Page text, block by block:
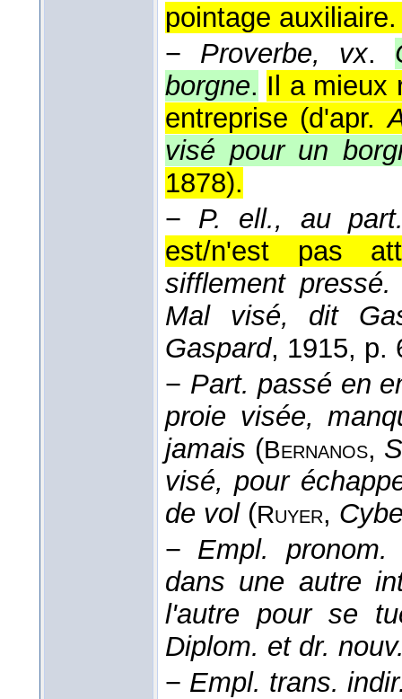
pointage
− Proverbe, vx.
borgne. Il a mieux
entreprise (d'apr.
visé pour un
1878).
− P. ell., au
est/n'est pas
sifflement
Mal visé, dit
Gaspard, 1915, p.
− Part. passé en
proie visée,
jamais (Bernanos,
visé, pour
de vol(Ruyer,
− Empl. pronom.
dans une autre
l'autre pour se
Diplom. et dr.
− Empl. trans.